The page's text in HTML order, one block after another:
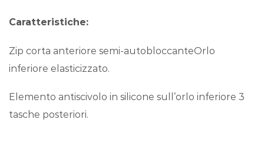
Caratteristiche:
Zip corta anteriore semi-autobloccanteOrlo
inferiore elasticizzato.
Elemento antiscivolo in silicone sull’orlo inferiore 3
tasche posteriori.